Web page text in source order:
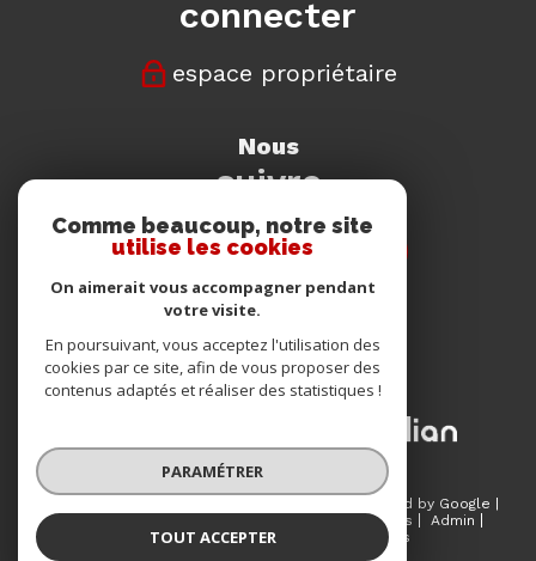
connecter
espace propriétaire
nous
suivre
nous
adhérons
© 2026 | Tous droits réservés | Traduction powered by Google |
Nos honoraires
Admin
Partenaires
Politique RGPD Cookies
Comme beaucoup, notre site
utilise les cookies
On aimerait vous accompagner pendant
votre visite.
En poursuivant, vous acceptez l'utilisation des
cookies par ce site, afin de vous proposer des
contenus adaptés et réaliser des statistiques !
PARAMÉTRER
TOUT ACCEPTER